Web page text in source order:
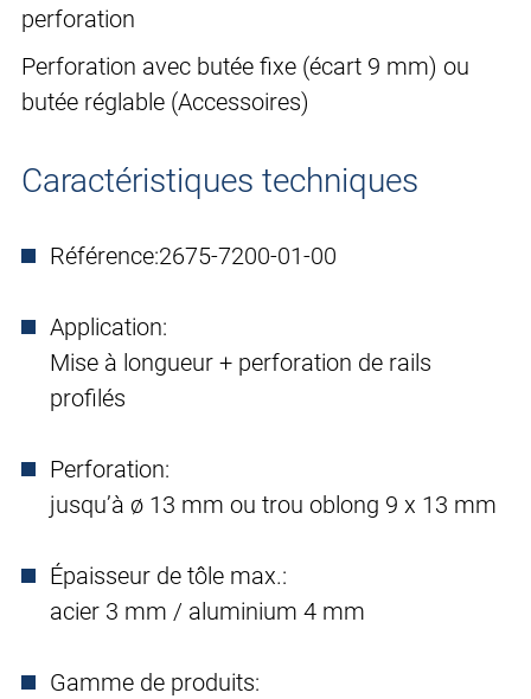
perforation
Perforation avec butée fixe (écart 9 mm) ou
butée réglable (Accessoires)
Caractéristiques techniques
Référence:2675-7200-01-00
Application:
Mise à longueur + perforation de rails
profilés
Perforation:
jusqu’à ø 13 mm ou trou oblong 9 x 13 mm
Épaisseur de tôle max.:
acier 3 mm / aluminium 4 mm
Gamme de produits: